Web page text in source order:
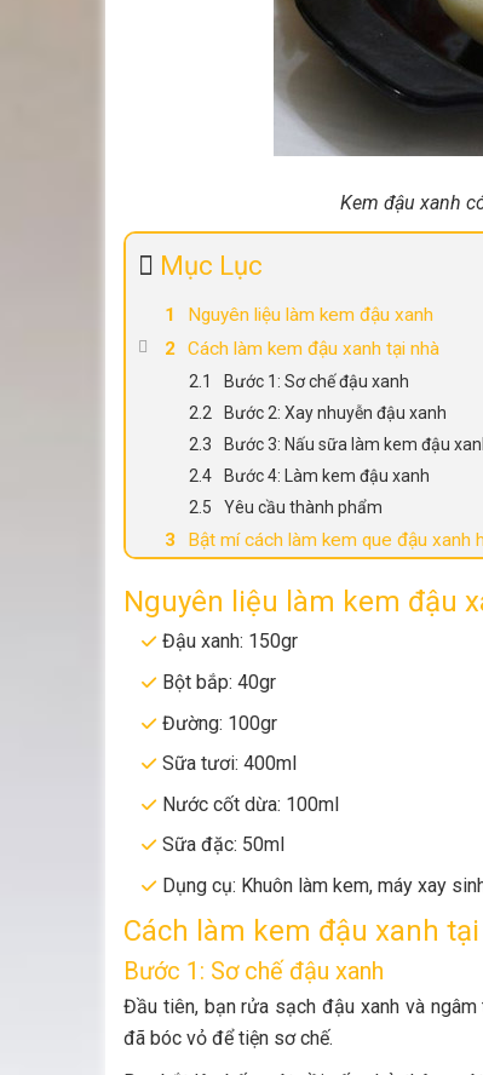
Kem đậu xanh
Mục Lục
Nguyên liệu làm kem đậu xanh
Cách làm kem đậu xanh tại nhà
Bước 1: Sơ chế đậu xanh
Bước 2: Xay nhuyễn đậu xanh
Bước 3: Nấu sữa làm kem đậu
Bước 4: Làm kem đậu xanh
Yêu cầu thành phẩm
Bật mí cách làm kem que đậu xanh
Nguyên liệu làm kem đậu
Đậu xanh: 150gr
Bột bắp: 40gr
Đường: 100gr
Sữa tươi: 400ml
Nước cốt dừa: 100ml
Sữa đặc: 50ml
Dụng cụ: Khuôn làm kem, máy xay
Cách làm kem đậu xanh
Bước 1: Sơ chế đậu xanh
Đầu tiên, bạn rửa sạch đậu xanh và
đã bóc vỏ để tiện sơ chế.